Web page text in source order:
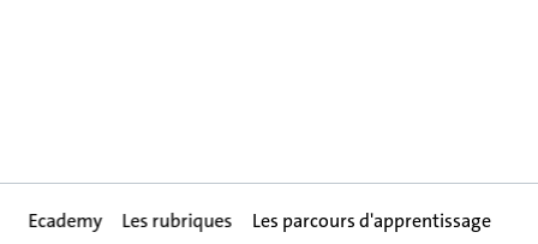
Ecademy Les rubriques Les parcours d'apprentissage